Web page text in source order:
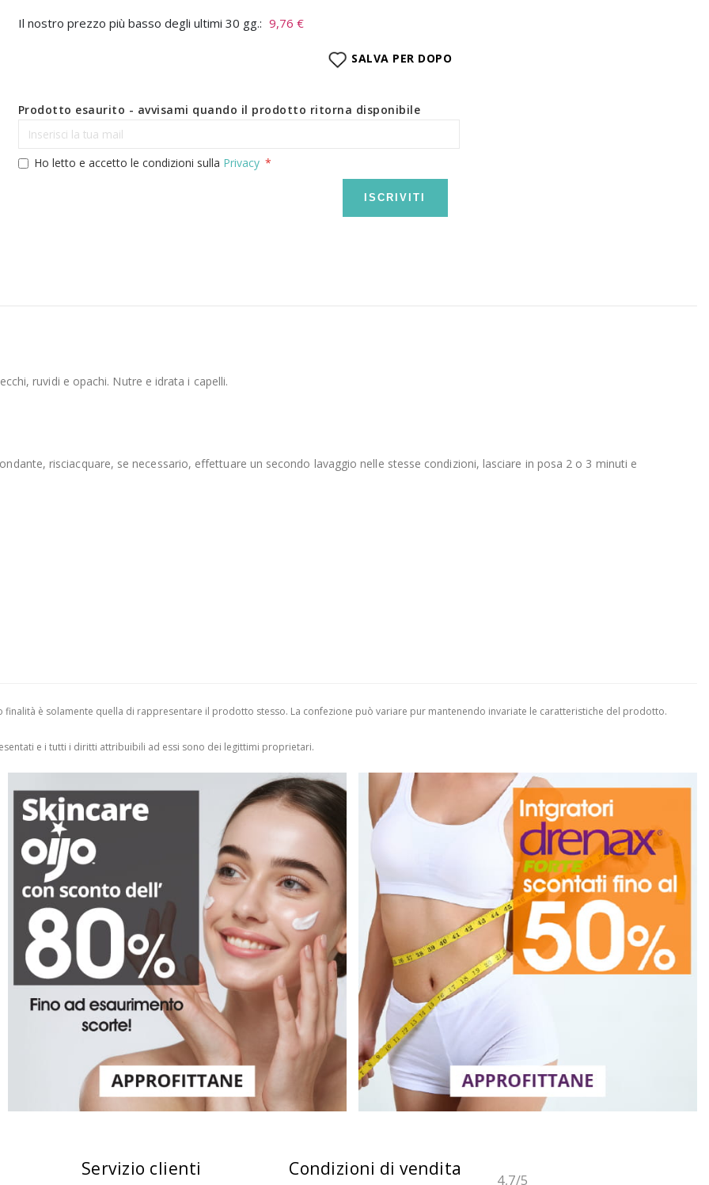
Il nostro prezzo più basso degli ultimi 30 gg.: 9,76 €
SALVA PER DOPO
Prodotto esaurito - avvisami quando il prodotto ritorna disponibile
Ho letto e accetto le condizioni sulla Privacy
ISCRIVITI
ruvidi e opachi. Nutre e idrata i capelli.
risciacquare, se necessario, effettuare un secondo lavaggio nelle stesse condizioni, lasciare in posa 2 o 3 minuti e
è solamente quella di rappresentare il prodotto stesso. La confezione può variare pur mantenendo invariate le caratteristiche del prodotto.
e i tutti i diritti attribuibili ad essi sono dei legittimi proprietari.
Servizio clienti Condizioni di vendita
4,7/5